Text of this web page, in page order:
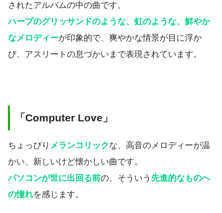
されたアルバムの中の曲です。
ハープのグリッサンドのような、虹のような、鮮やか
なメロディーが印象的で、爽やかな情景が目に浮か
び、アスリートの息づかいまで表現されています。
「Computer Love」
ちょっぴり メランコリックな、高音のメロディーが温
かい、新しいけど懐かしい曲です。
パソコンが世に出回る前の、そういう 先進的なものへ
の憧れを感じます。